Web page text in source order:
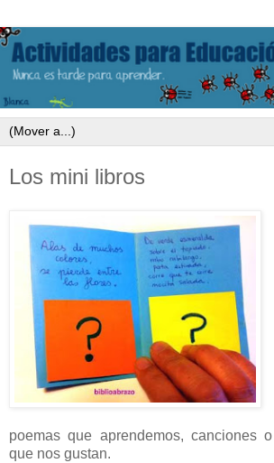
Los mini libros
poemas que aprendemos, canciones
que nos gustan.